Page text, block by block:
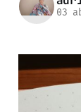
03